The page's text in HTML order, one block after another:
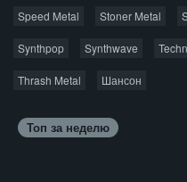
Speed Metal Stoner Metal
Synthpop Synthwave
Thrash Metal Шансон
Топ за неделю